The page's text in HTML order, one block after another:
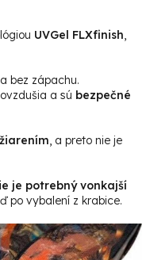
UVGel FLXfinish,
bez zápachu.
a sú bezpečné
, a preto nie je
je potrebný vonkajší
po vybalení z krabice.